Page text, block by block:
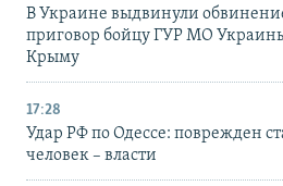
В Украине выдвинули
приговор бойцу ГУР МО
Крыму
17:28
Удар РФ по Одессе: поврежден
человек – власти